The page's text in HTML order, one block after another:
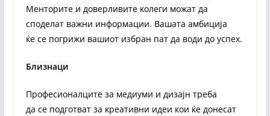
Менторите и доверливите колеги можат да
споделат важни информации. Вашата амбиција
ќе се погрижи вашиот избран пат да води до успех.
Близнаци
Професионалците за медиуми и дизајн треба
да се подготват за креативни идеи кои ќе донесат